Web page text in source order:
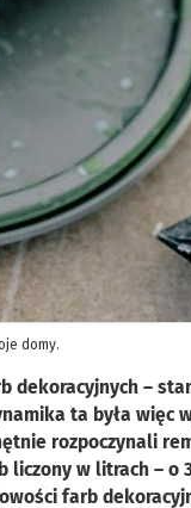
domy.
dekoracyjnych –
ta była więc
rozpoczynali
w litrach – o
farb